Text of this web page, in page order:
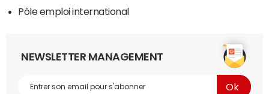
Pôle emploi international
NEWSLETTER MANAGEMENT